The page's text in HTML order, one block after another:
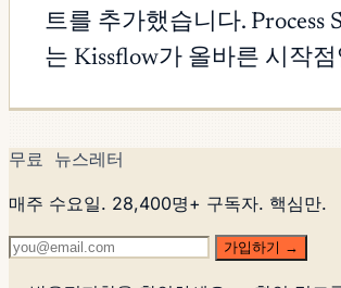
트를 추가했습니다.
는 Kissflow가 올바른 시작
무료 뉴스레터
매주 수요일. 28,400명+ 구독자. 핵심만.
가입하기 →